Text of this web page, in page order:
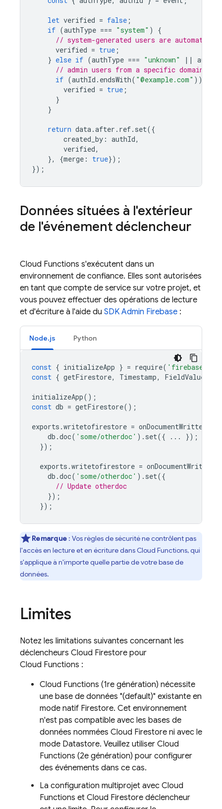
let verified = false ;
if (authType === "system" )
{
// system-generated users are
verified = true ;
} else if (authType === "unknown" ||
// admin users from a specific domain
if (authId . endsWith( "@example.com" ))
verified = true ;
}
}
return data.after . ref. set({
created_by : authId,
verified,
},
{merge : true});
});
Données situées à l'extérieur
de l'événement déclencheur
Cloud Functions s'exécutent dans un
environnement de confiance. Elles sont autorisées
en tant que compte de service sur votre projet, et
vous pouvez effectuer des opérations de lecture
et d'écriture à l'aide du SDK Admin Firebase :
Node.js Python
const { initializeApp } = require( 'firebase-
const { getFirestore, Timestamp, FieldValue
initializeApp();
const db = getFirestore();
exports .writetofirestore = onDocumentWritten
db .doc( 'some/otherdoc' ). set({ ...
});
});
exports .writetofirestore = onDocumentWritten
db .doc( 'some/otherdoc' ). set({
// Update otherdoc
});
});
Remarque : Vos règles de sécurité ne contrôlent pas
l'accès en lecture et en écriture dans Cloud Functions, qui
s'applique à n'importe quelle partie de votre base de
données.
Limites
Notez les limitations suivantes concernant les
déclencheurs Cloud Firestore pour
Cloud Functions :
Cloud Functions (1re génération) nécessite
une base de données "(default)" existante en
mode natif Firestore. Cet environnement
n'est pas compatible avec les bases de
données nommées Cloud Firestore ni avec le
mode Datastore. Veuillez utiliser Cloud
Functions (2e génération) pour configurer
des événements dans ce cas.
La configuration multiprojet avec Cloud
Functions et Cloud Firestore déclencheur